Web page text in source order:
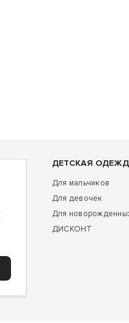
ДЕТСКАЯ
Для мальчиков
Для девочек
Для
ДИСКОНТ